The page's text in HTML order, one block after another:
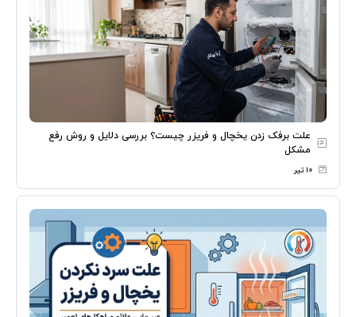
علت برفک زدن یخچال و فریزر چیست؟ بررسی دلایل و روش رفع
مشکل
۱۰ تیر